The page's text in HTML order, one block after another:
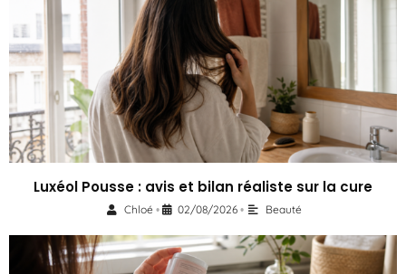
Luxéol Pousse : avis et bilan réaliste sur la cure
Chloé • 02/08/2026 • Beauté